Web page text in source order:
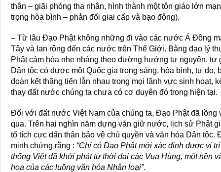
thân – giãi phóng tha nhân, hình thành một tôn giáo lớn
trọng hòa bình – phản đối giai cấp và bạo động).
– Từ lâu Đạo Phật không những đi vào các nước Á Đông
Tây và lan rộng đến các nước trên Thế Giới. Bằng đạo lý
Phật cảm hóa nhẹ nhàng theo đường hướng tự nguyện, tự
Dân tộc có được một Quốc gia trong sáng, hòa bình, tự do,
đoàn kết thăng tiến lẫn nhau trong mọi lãnh vực sinh hoạt,
thay đất nước chúng ta chưa có cơ duyên đó trong hiện tại.
Đối với đất nước Việt Nam của chúng ta, Đạo Phật đã lồng
qua. Trên hai nghìn năm dựng văn giữ nước, lịch sử Phật
tố tích cực dấn thân bảo vệ chủ quyền và văn hóa Dân
minh chứng rằng : “Chỉ có Đạo Phật mới xác định được vị
thống Việt đã khởi phát từ thời đại các Vua Hùng, một nền
hoa của các luồng văn hóa Nhân loại”.